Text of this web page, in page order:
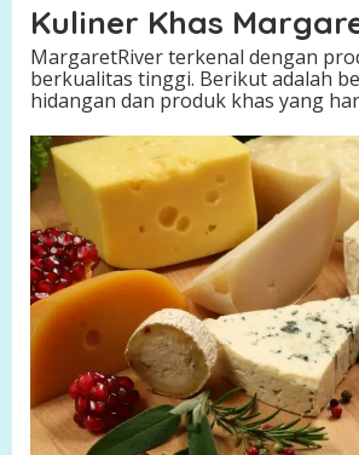
Kuliner Khas
MargaretRiver terkenal dengan
berkualitas tinggi. Berikut adalah
hidangan dan produk khas yang